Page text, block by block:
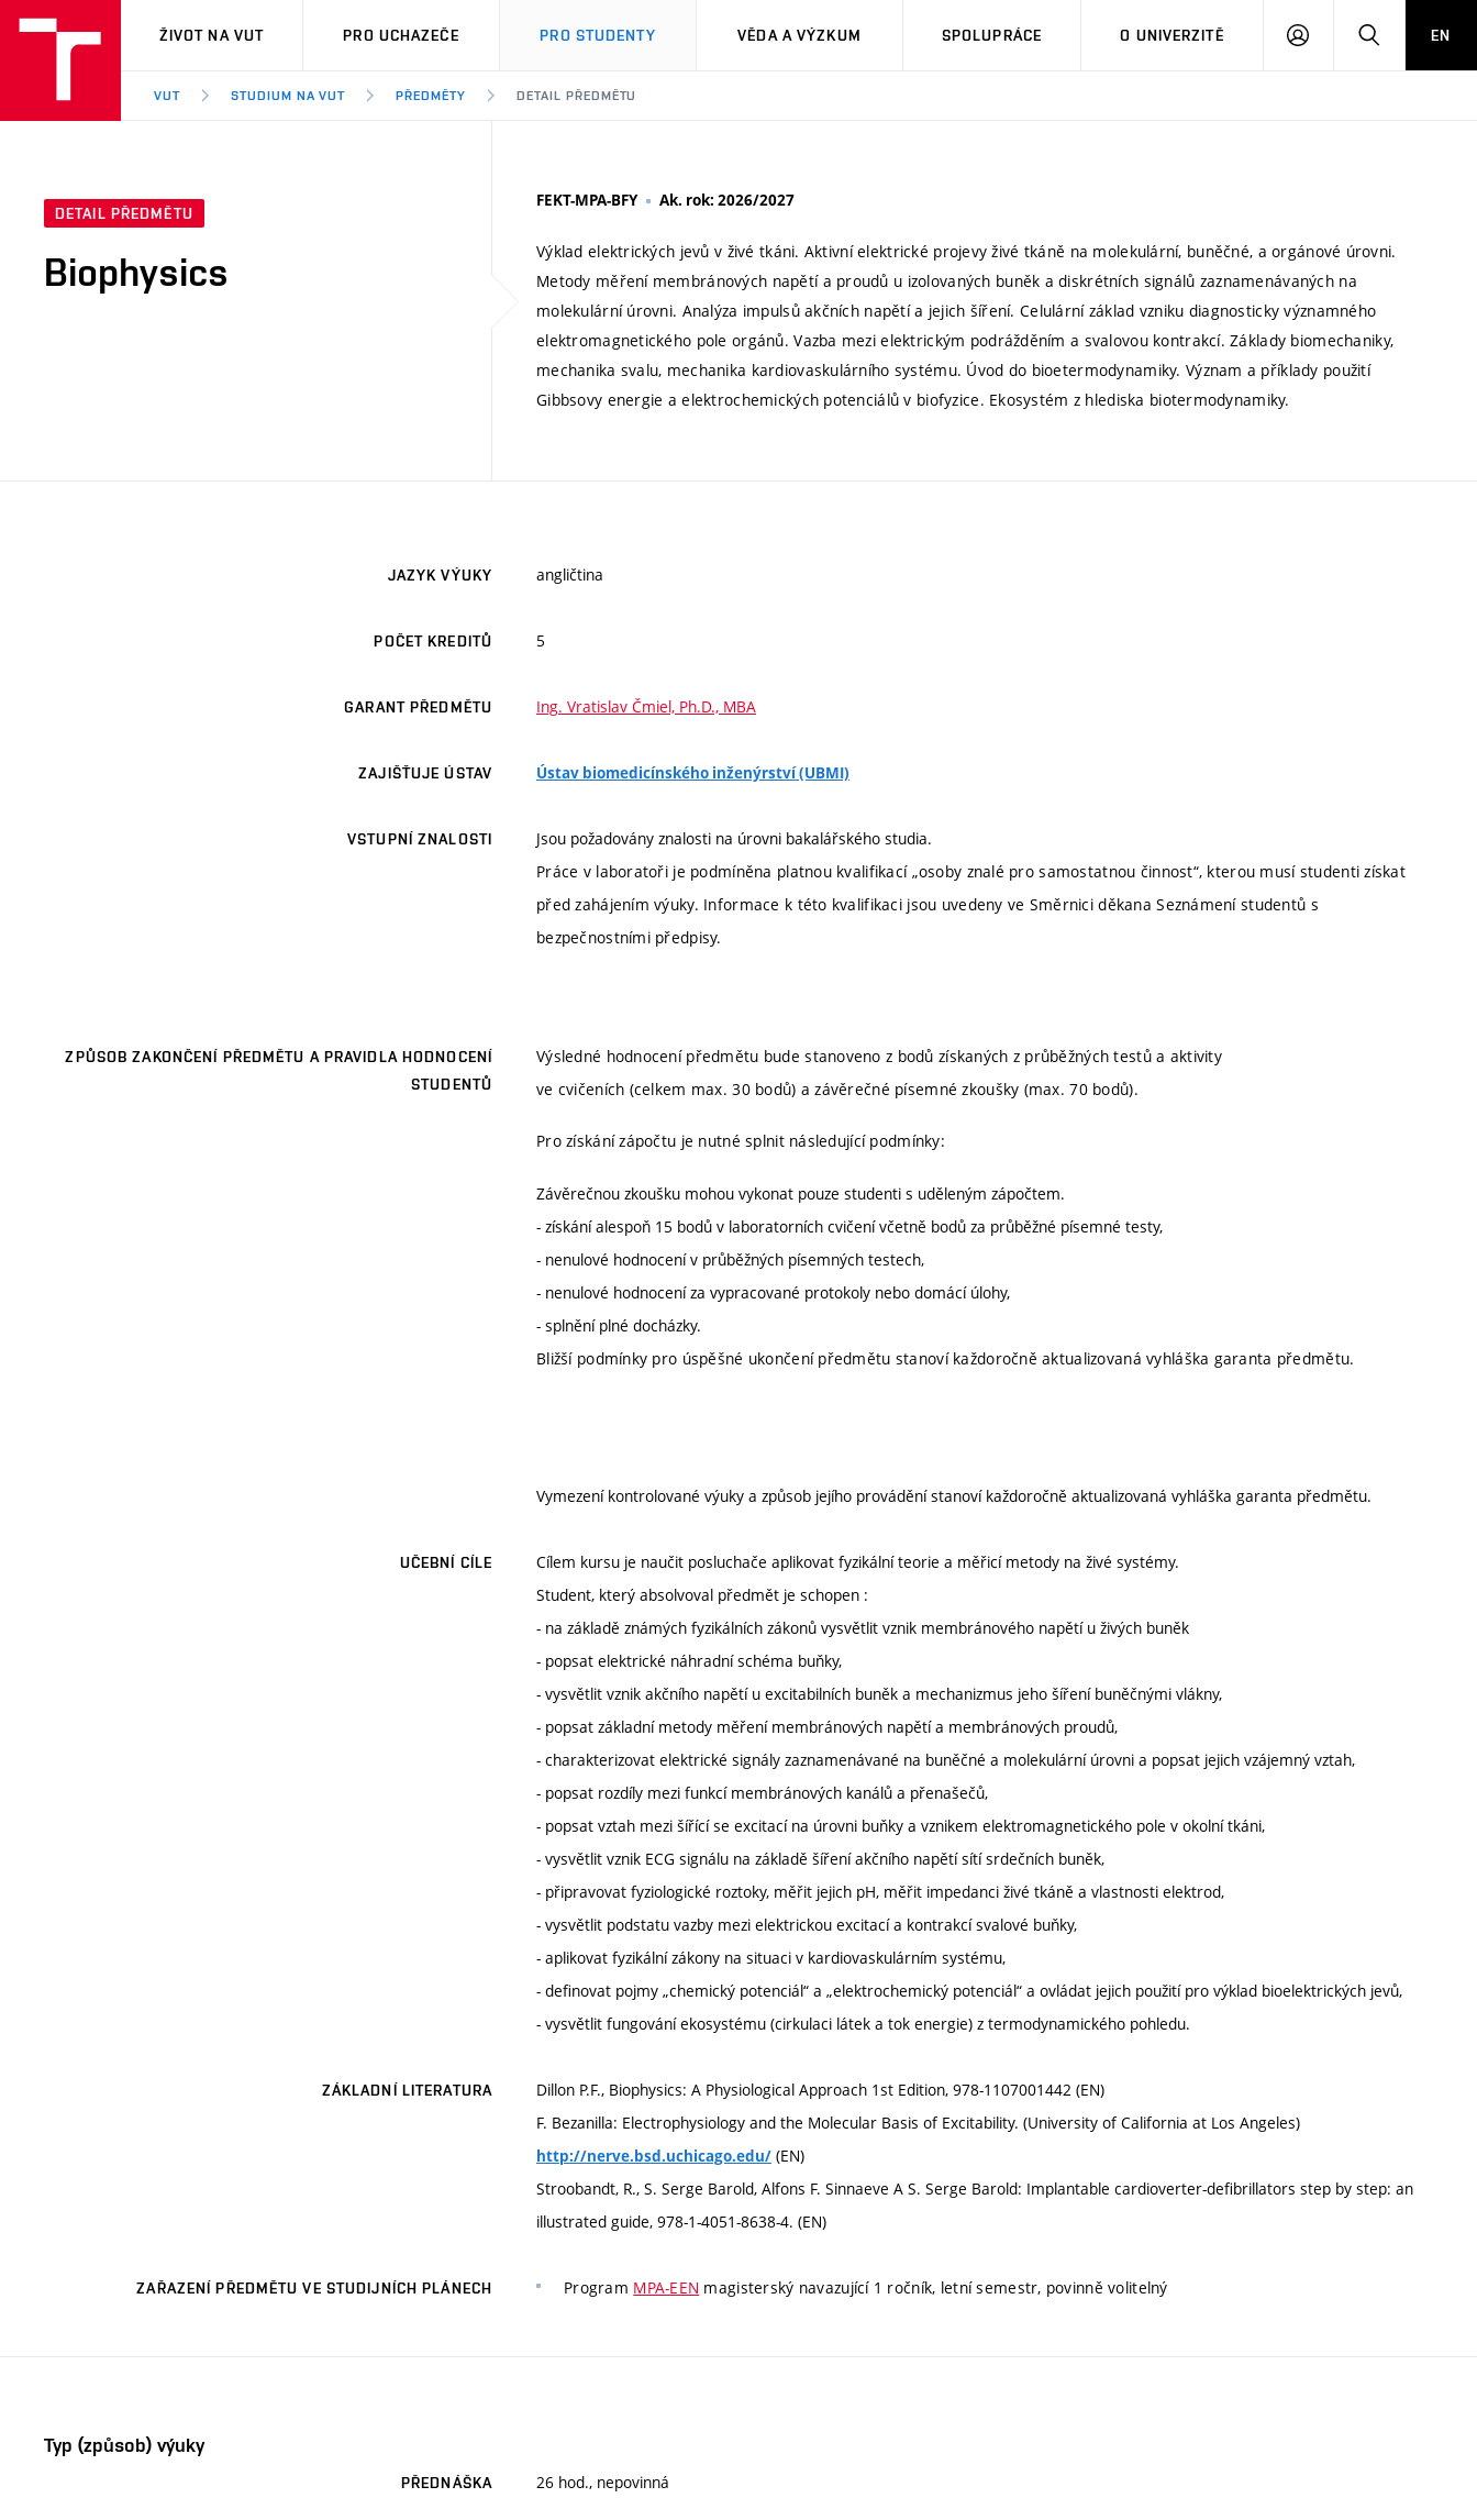
VUT
ŽIVOT NA VUT PRO UCHAZEČE PRO STUDENTY VĚDA A VÝZKUM SPOLUPRÁCE O UNIVERZITĚ
PŘIHLÁSIT HLEDATEN
VUT STUDIUM NA VUT PŘEDMĚTY DETAIL PŘEDMĚTU
DETAIL PŘEDMĚTU
Biophysics
FEKT-MPA-BFY Ak. rok: 2026/2027
Výklad elektrických jevů v živé tkáni. Aktivní elektrické projevy živé tkáně na molekulární, buněčné, a orgánové úrovni.
Metody měření membránových napětí a proudů u izolovaných buněk a diskrétních signálů zaznamenávaných na
molekulární úrovni. Analýza impulsů akčních napětí a jejich šíření. Celulární základ vzniku diagnosticky významného
elektromagnetického pole orgánů. Vazba mezi elektrickým podrážděním a svalovou kontrakcí. Základy biomechaniky,
mechanika svalu, mechanika kardiovaskulárního systému. Úvod do bioetermodynamiky. Význam a příklady použití
Gibbsovy energie a elektrochemických potenciálů v biofyzice. Ekosystém z hlediska biotermodynamiky.
JAZYK VÝUKY angličtina
POČET KREDITŮ 5
GARANT PŘEDMĚTU Ing. Vratislav Čmiel, Ph.D., MBA
ZAJIŠŤUJE ÚSTAV Ústav biomedicínského inženýrství (UBMI)
VSTUPNÍ ZNALOSTI
Jsou požadovány znalosti na úrovni bakalářského studia.
Práce v laboratoři je podmíněna platnou kvalifikací „osoby znalé pro samostatnou činnost“, kterou musí studenti získat
před zahájením výuky. Informace k této kvalifikaci jsou uvedeny ve Směrnici děkana Seznámení studentů s
bezpečnostními předpisy.
ZPŮSOB ZAKONČENÍ PŘEDMĚTU A PRAVIDLA HODNOCENÍ
STUDENTŮ
Výsledné hodnocení předmětu bude stanoveno z bodů získaných z průběžných testů a aktivity
ve cvičeních (celkem max. 30 bodů) a závěrečné písemné zkoušky (max. 70 bodů).
Pro získání zápočtu je nutné splnit následující podmínky:
Závěrečnou zkoušku mohou vykonat pouze studenti s uděleným zápočtem.
- získání alespoň 15 bodů v laboratorních cvičení včetně bodů za průběžné písemné testy,
- nenulové hodnocení v průběžných písemných testech,
- nenulové hodnocení za vypracované protokoly nebo domácí úlohy,
- splnění plné docházky.
Bližší podmínky pro úspěšné ukončení předmětu stanoví každoročně aktualizovaná vyhláška garanta předmětu.
Vymezení kontrolované výuky a způsob jejího provádění stanoví každoročně aktualizovaná vyhláška garanta předmětu.
UČEBNÍ CÍLE
Cílem kursu je naučit posluchače aplikovat fyzikální teorie a měřicí metody na živé systémy.
Student, který absolvoval předmět je schopen :
- na základě známých fyzikálních zákonů vysvětlit vznik membránového napětí u živých buněk
- popsat elektrické náhradní schéma buňky,
- vysvětlit vznik akčního napětí u excitabilních buněk a mechanizmus jeho šíření buněčnými vlákny,
- popsat základní metody měření membránových napětí a membránových proudů,
- charakterizovat elektrické signály zaznamenávané na buněčné a molekulární úrovni a popsat jejich vzájemný vztah,
- popsat rozdíly mezi funkcí membránových kanálů a přenašečů,
- popsat vztah mezi šířící se excitací na úrovni buňky a vznikem elektromagnetického pole v okolní tkáni,
- vysvětlit vznik ECG signálu na základě šíření akčního napětí sítí srdečních buněk,
- připravovat fyziologické roztoky, měřit jejich pH, měřit impedanci živé tkáně a vlastnosti elektrod,
- vysvětlit podstatu vazby mezi elektrickou excitací a kontrakcí svalové buňky,
- aplikovat fyzikální zákony na situaci v kardiovaskulárním systému,
- definovat pojmy „chemický potenciál“ a „elektrochemický potenciál“ a ovládat jejich použití pro výklad bioelektrických jevů,
- vysvětlit fungování ekosystému (cirkulaci látek a tok energie) z termodynamického pohledu.
ZÁKLADNÍ LITERATURA
Dillon P.F., Biophysics: A Physiological Approach 1st Edition, 978-1107001442 (EN)
F. Bezanilla: Electrophysiology and the Molecular Basis of Excitability. (University of California at Los Angeles)
http://nerve.bsd.uchicago.edu/ (EN)
Stroobandt, R., S. Serge Barold, Alfons F. Sinnaeve A S. Serge Barold: Implantable cardioverter-defibrillators step by step: an
illustrated guide, 978-1-4051-8638-4. (EN)
ZAŘAZENÍ PŘEDMĚTU VE STUDIJNÍCH PLÁNECH Program MPA-EEN magisterský navazující 1 ročník, letní semestr, povinně volitelný
Typ (způsob) výuky
PŘEDNÁŠKA 26 hod., nepovinná